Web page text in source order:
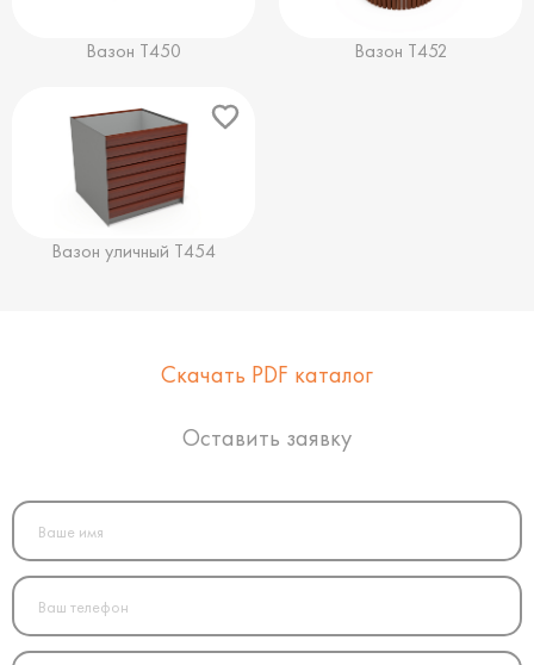
Вазон Т450 Вазон Т452
Вазон уличный Т454
Скачать PDF каталог
Оставить заявку